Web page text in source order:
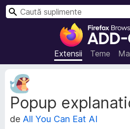
S
u
p
l
e
n
Extensii Teme
C
Popup
de All You Can Eat AI
M
e
t
a
d